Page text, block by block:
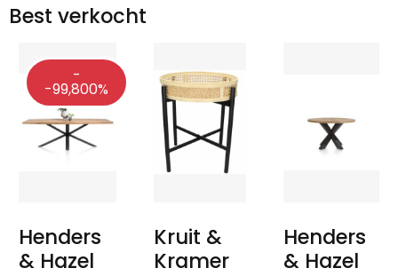
Best verkocht
-
-99,800%
Henders
& Hazel
Kruit &
Kramer
Henders
& Hazel